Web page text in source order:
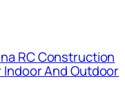
RC Construction
Indoor And Outdoor